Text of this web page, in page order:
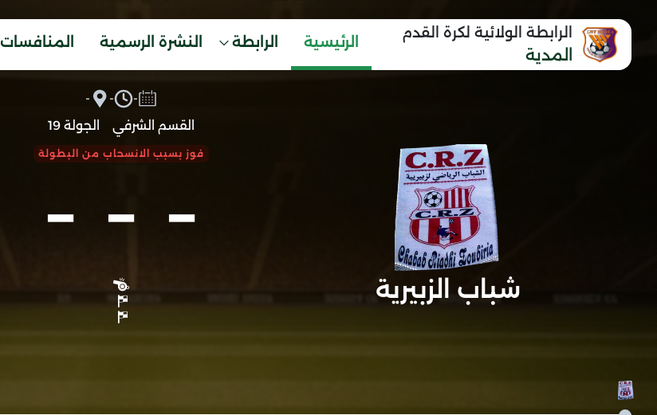
الرابطة الولائية لكرة القدم
المدية
الرئيسية الرابطة النشرة الرسمية المنافسات
-
-
-
القسم الشرفي
الجولة 19
شباب الزبيرية
-
-
-
فوز بسبب الانسحاب من البطولة